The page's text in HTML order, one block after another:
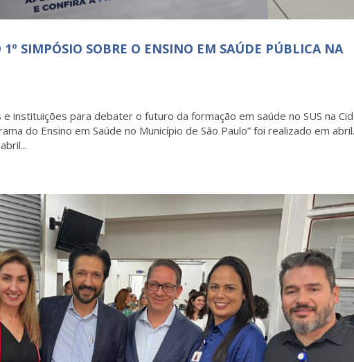
1º SIMPÓSIO SOBRE O ENSINO EM SAÚDE PÚBLICA NA
instituições para debater o futuro da formação em saúde no SUS na
do Ensino em Saúde no Município de São Paulo” foi realizado em